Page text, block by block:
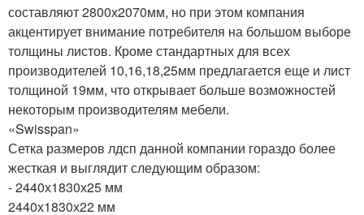
составляют 2800х2070мм, но при этом компания
акцентирует внимание потребителя на большом выборе
толщины листов. Кроме стандартных для всех
производителей 10,16,18,25мм предлагается еще и лист
толщиной 19мм, что открывает больше возможностей
некоторым производителям мебели.
«Swisspan»
Сетка размеров лдсп данной компании гораздо более
жесткая и выглядит следующим образом:
- 2440х1830х25 мм
2440х1830х22 мм